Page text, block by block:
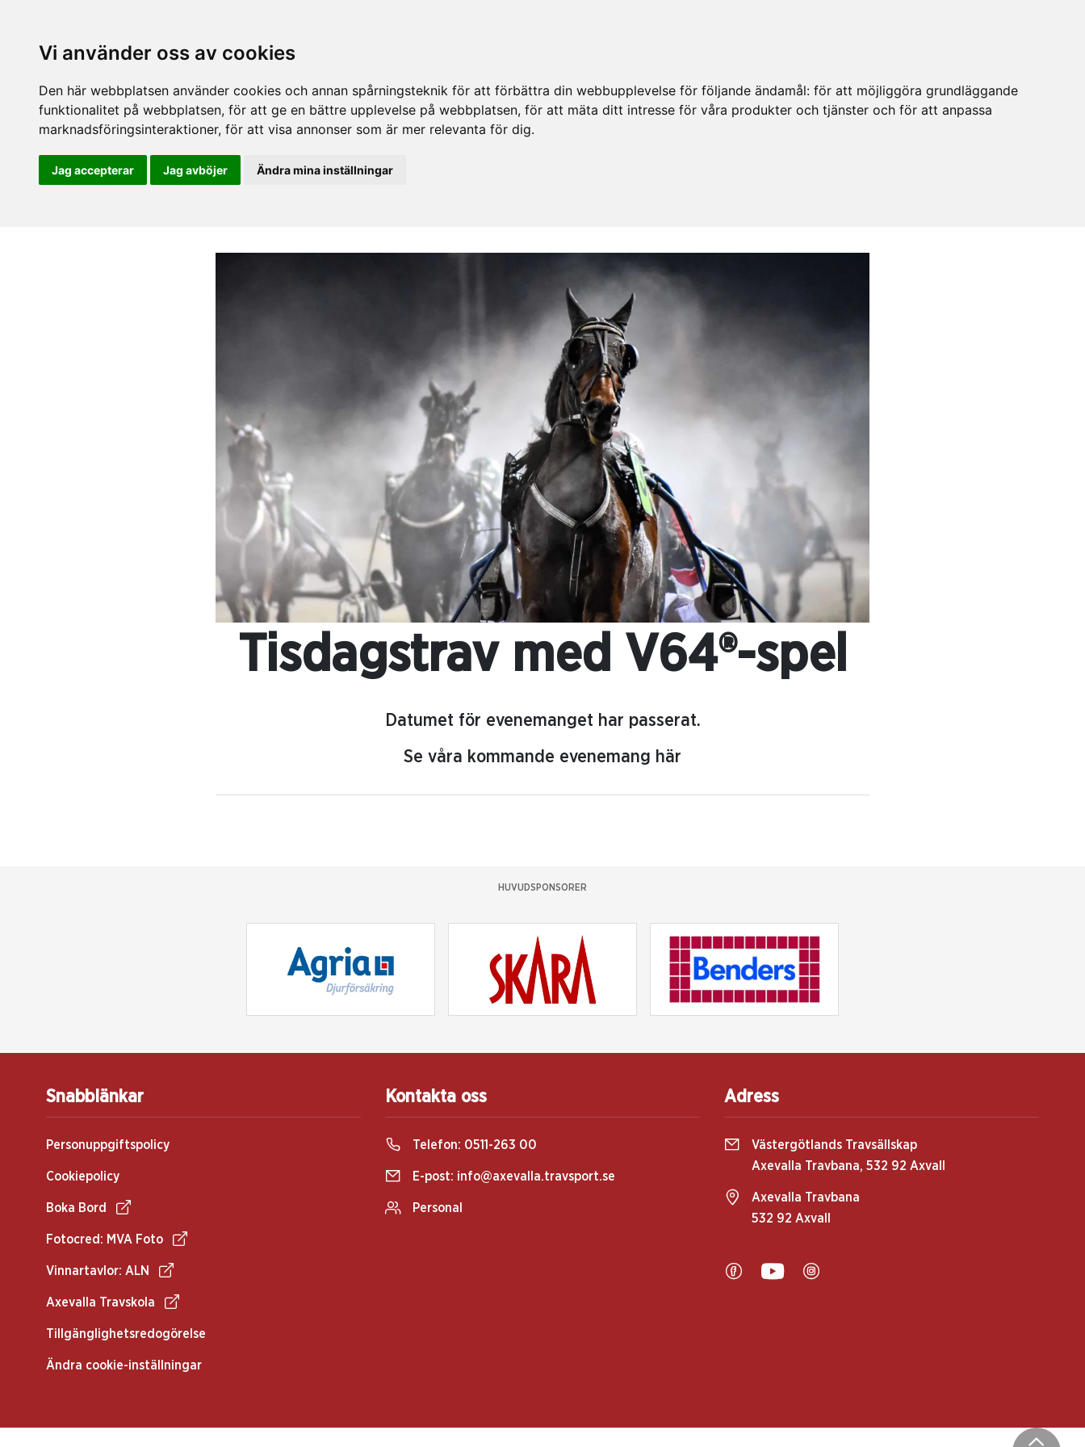
Vi använder oss av cookies
Den här webbplatsen använder cookies och annan spårningsteknik för att förbättra din webbupplevelse för följande ändamål: för att möjliggöra grundläggande
funktionalitet på webbplatsen, för att ge en bättre upplevelse på webbplatsen, för att mäta ditt intresse för våra produkter och tjänster och för att anpassa
marknadsföringsinteraktioner, för att visa annonser som är mer relevanta för dig.
Jag accepterar Jag avböjer Ändra mina inställningar
Tisdagstrav med V64®-spel
Datumet för evenemanget har passerat.
Se våra kommande evenemang här
HUVUDSPONSORER
Snabblänkar
Personuppgiftspolicy
Cookiepolicy
Boka Bord
Fotocred: MVA Foto
Vinnartavlor: ALN
Axevalla Travskola
Tillgänglighetsredogörelse
Ändra cookie-inställningar
Kontakta oss
Telefon: 0511-263 00
E-post: info@axevalla.travsport.se
Personal
Adress
Västergötlands Travsällskap
Axevalla Travbana, 532 92 Axvall
Axevalla Travbana
532 92 Axvall